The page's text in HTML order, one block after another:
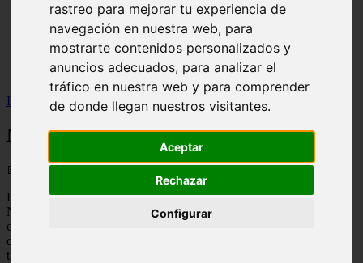
rastreo para mejorar tu experiencia de
navegación en nuestra web, para
mostrarte contenidos personalizados y
anuncios adecuados, para analizar el
tráfico en nuestra web y para comprender
de donde llegan nuestros visitantes.
Aceptar
Rechazar
Configurar
postres
producto
reposteria
verduras
Inicio
recetas >Nutella casera “El tiovivo rojo”
Nutella casera “El tiovivo rojo”
📅 07/05/2025
Llevo meses intentando encontrar la receta ideal de Nocilla© o
Nutella© casera. En mi casa, de pequeña, recuerdo los tarros de
cristal de Nocilla©. Cuando se popularizó la Nutella© reconozco
que, aunque no suelo comer ni una ni otra habitualmente, a mí
también me atrapó ese sabor más intenso a avellana.